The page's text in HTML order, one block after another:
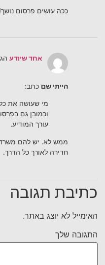
ככה עושים פרסום נושך!
אחד שיודע
הייתי שם כתב:
מי שעושה את
וכמובן גם
עורך המודיע.
ממש לא. יש להם משרד
חדירה לאורך כל הדרך.
כתיבת תגובה
האימייל לא יוצג באתר.
התגובה שלך